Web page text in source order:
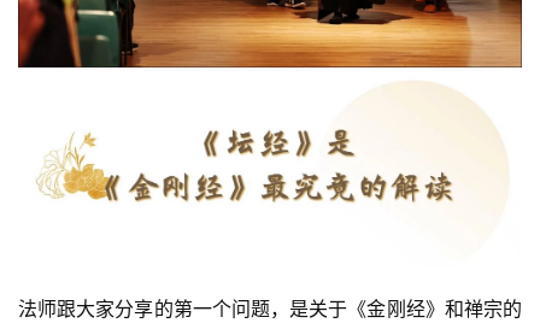
法师跟大家分享的第一个问题，是关于《金刚经》和禅宗的